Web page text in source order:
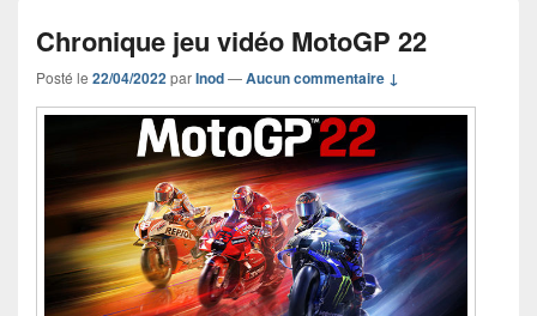
Chronique jeu vidéo MotoGP 22
Posté le 22/04/2022 parInod—Aucun commentaire ↓